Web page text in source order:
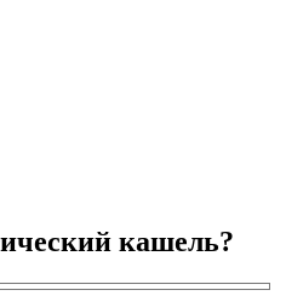
кашель?